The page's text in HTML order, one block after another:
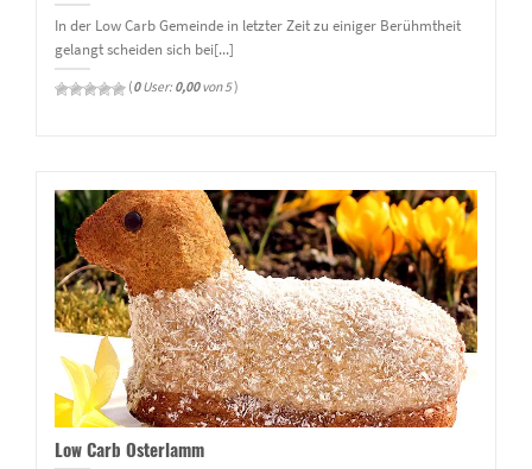
In der Low Carb Gemeinde in letzter Zeit zu einiger Berühmtheit
gelangt scheiden sich bei[...]
(0User: 0,00von 5)
Low Carb Osterlamm